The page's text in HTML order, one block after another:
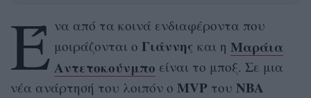
Έ να από τα κοινά ενδιαφέροντα που
μοιράζονται ο Γιάννης και η Μαράια
Αντετοκούνμπο είναι το μποξ. Σε μια
νέα ανάρτησή του λοιπόν ο MVP του NBA